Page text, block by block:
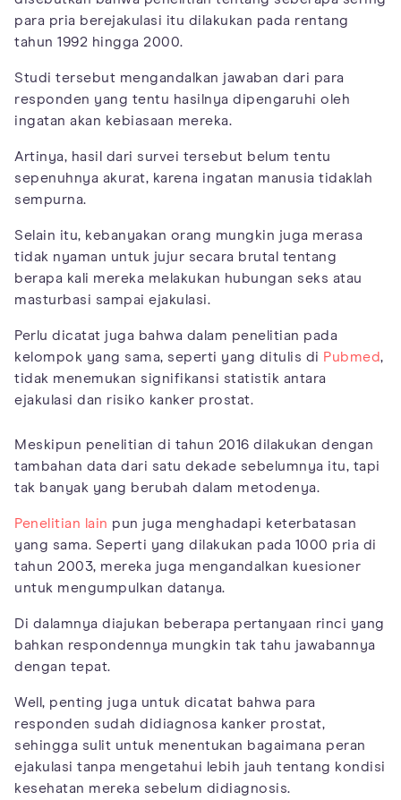
para pria berejakulasi itu dilakukan pada rentang
tahun 1992 hingga 2000.
Studi tersebut mengandalkan jawaban dari para
responden yang tentu hasilnya dipengaruhi oleh
ingatan akan kebiasaan mereka.
Artinya, hasil dari survei tersebut belum tentu
sepenuhnya akurat, karena ingatan manusia tidaklah
sempurna.
Selain itu, kebanyakan orang mungkin juga merasa
tidak nyaman untuk jujur secara brutal tentang
berapa kali mereka melakukan hubungan seks atau
masturbasi sampai ejakulasi.
Perlu dicatat juga bahwa dalam penelitian pada
kelompok yang sama, seperti yang ditulis di Pubmed,
tidak menemukan signifikansi statistik antara
ejakulasi dan risiko kanker prostat.
Meskipun penelitian di tahun 2016 dilakukan dengan
tambahan data dari satu dekade sebelumnya itu, tapi
tak banyak yang berubah dalam metodenya.
Penelitian lain pun juga menghadapi keterbatasan
yang sama. Seperti yang dilakukan pada 1000 pria di
tahun 2003, mereka juga mengandalkan kuesioner
untuk mengumpulkan datanya.
Di dalamnya diajukan beberapa pertanyaan rinci yang
bahkan respondennya mungkin tak tahu jawabannya
dengan tepat.
Well, penting juga untuk dicatat bahwa para
responden sudah didiagnosa kanker prostat,
sehingga sulit untuk menentukan bagaimana peran
ejakulasi tanpa mengetahui lebih jauh tentang kondisi
kesehatan mereka sebelum didiagnosis.